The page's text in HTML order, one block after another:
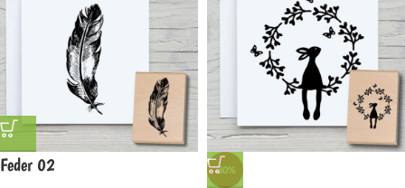
Feder 02 -30%